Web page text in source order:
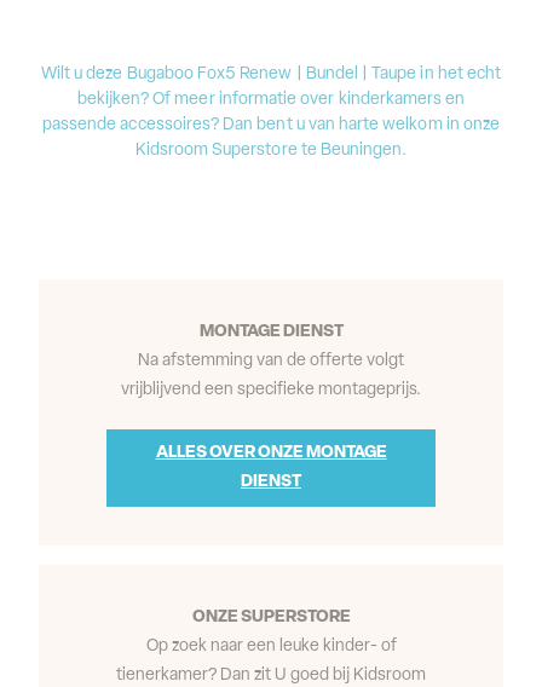
Wilt u deze Bugaboo Fox5 Renew | Bundel | Taupe in het echt
bekijken? Of meer informatie over kinderkamers en
passende accessoires? Dan bent u van harte welkom in onze
Kidsroom Superstore te Beuningen.
MONTAGE DIENST
Na afstemming van de offerte volgt
vrijblijvend een specifieke montageprijs.
ALLES OVER ONZE MONTAGE
DIENST
ONZE SUPERSTORE
Op zoek naar een leuke kinder- of
tienerkamer? Dan zit U goed bij Kidsroom